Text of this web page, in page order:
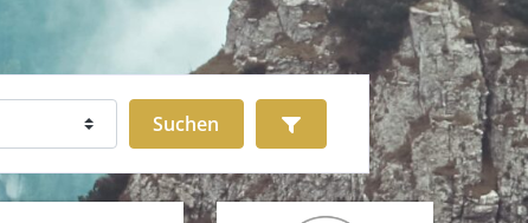
Suchen Suchen Advanced Filters